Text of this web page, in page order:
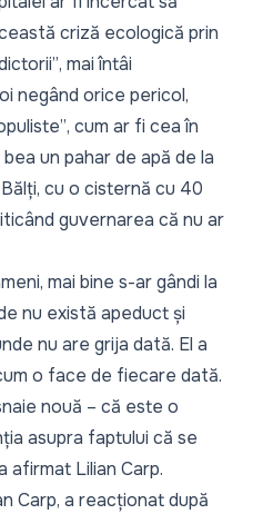
criză ecologică prin
, mai întâi
negând orice pericol,
, cum ar fi cea în
un pahar de apă de la
cu o cisternă cu 40
guvernarea că nu ar
mai bine s-ar gândi la
nu există apeduct și
nu are grija dată. El a
o face de fiecare dată.
nouă – că este o
asupra faptului că se
afirmat Lilian Carp.
Carp, a reacționat după